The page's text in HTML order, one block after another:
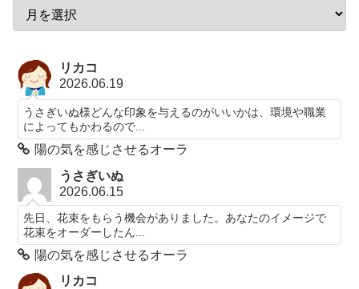
リカコ
2026.06.19
うさぎいぬ様どんな印象を与えるのがいいかは、環境や職業
によってもかわるので...
陽の気を感じさせるオーラ
うさぎいぬ
2026.06.15
先日、花束をもらう機会がありました。あなたのイメージで
花束をオーダーしたん...
陽の気を感じさせるオーラ
リカコ